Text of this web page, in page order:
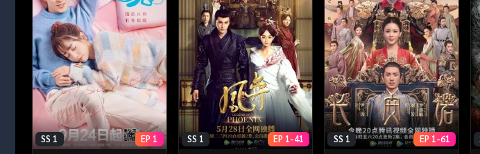
SS 1 EP 1 SS 1 EP 1-41 SS 1 EP 1-61